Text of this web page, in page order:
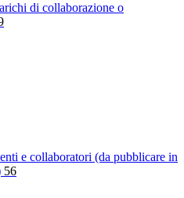
di collaborazione o
e collaboratori (da pubblicare in
56